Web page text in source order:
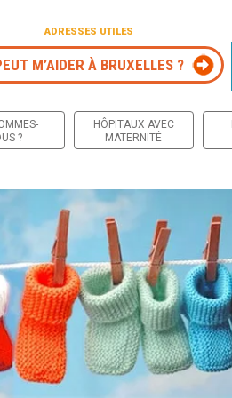
ADRESSES UTILES
M’AIDER À BRUXELLES ?
?
HÔPITAUX AVEC
MATERNITÉ